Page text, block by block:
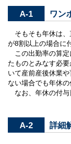
A-1 ワン
そもそも年休は、
が8割以上の場合に
この出勤率の算定
たものとみなす必
いて産前産後休業
ない場合でも年休の
なお、年休の付与
A-2 詳細